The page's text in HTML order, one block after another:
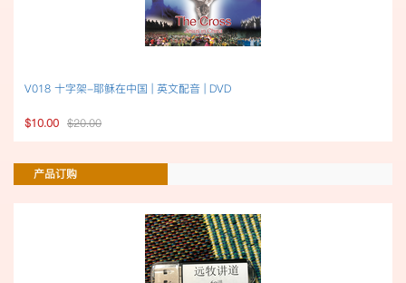
V018 十字架-耶稣在中国 | 英文配音 | DVD
$10.00 $20.00
产品订购